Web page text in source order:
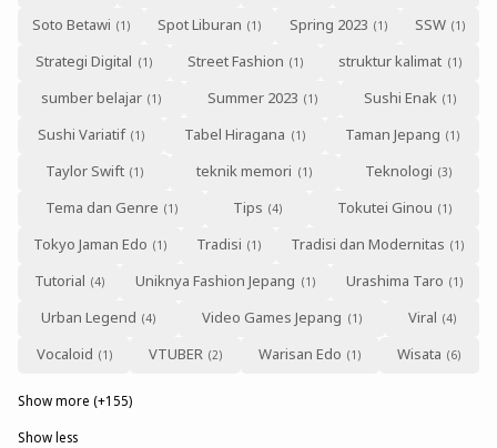
Soto Betawi
Spot Liburan Spring 2023
SSW
Strategi Digital
Street Fashion
struktur kalimat
sumber belajar
Summer 2023
Sushi Enak
Sushi Variatif
Tabel Hiragana
Taman Jepang
Taylor Swift
teknik memori
Teknologi
Tema dan Genre
Tips
Tokutei Ginou
Tokyo Jaman Edo
Tradisi
Tradisi dan Modernitas
Tutorial
Uniknya Fashion Jepang
Urashima Taro
Urban Legend
Video Games Jepang
Viral
Vocaloid
VTUBER Warisan Edo Wisata
Show more (+155)
Show less